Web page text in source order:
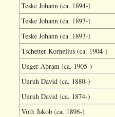
Teske Johann (ca. 1894-)
Teske Johann (ca. 1893-)
Teske Johann (ca. 1893-)
Tschetter Kornelius (ca. 1904-)
Unger Abram (ca. 1905-)
Unruh David (ca. 1880-)
Unruh David (ca. 1874-)
Voth Jakob (ca. 1896-)